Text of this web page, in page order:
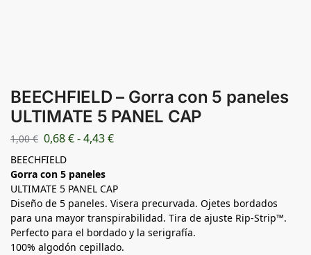
BEECHFIELD – Gorra con 5 paneles
ULTIMATE 5 PANEL CAP
1,00€ 0,68€-4,43€
BEECHFIELD
Gorra con 5 paneles
ULTIMATE 5 PANEL CAP
Diseño de 5 paneles. Visera precurvada. Ojetes bordados
para una mayor transpirabilidad. Tira de ajuste Rip-Strip™.
Perfecto para el bordado y la serigrafía.
100% algodón cepillado.